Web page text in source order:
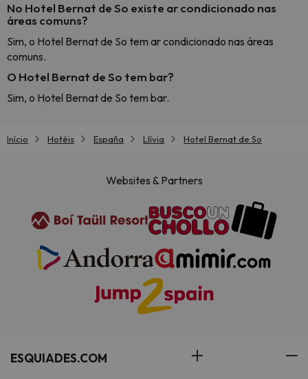
No Hotel Bernat de So existe ar condicionado nas
áreas comuns?
Sim, o Hotel Bernat de So tem ar condicionado nas áreas
comuns.
O Hotel Bernat de So tem bar?
Sim, o Hotel Bernat de So tem bar.
Início Hotéis España Llívia Hotel Bernat de So
Websites & Partners
ESQUIADES.COM